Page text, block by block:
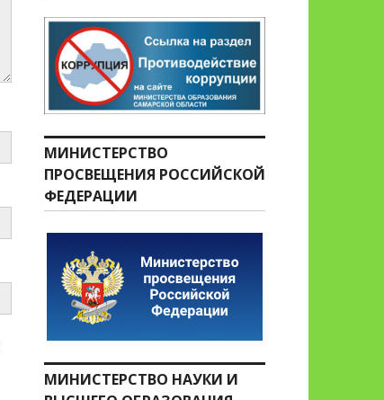
МИНИСТЕРСТВО
ПРОСВЕЩЕНИЯ РОССИЙСКОЙ
ФЕДЕРАЦИИ
МИНИСТЕРСТВО НАУКИ И